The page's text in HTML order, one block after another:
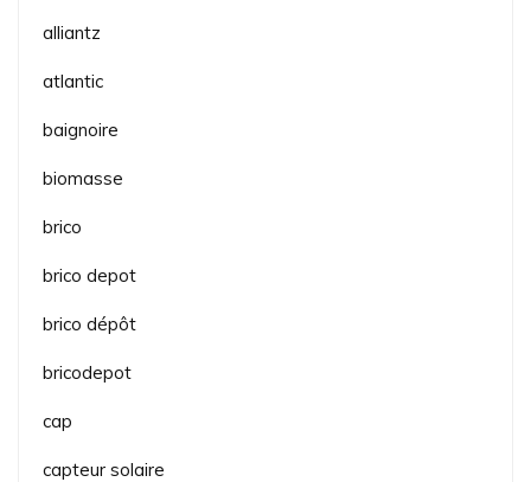
alliantz
atlantic
baignoire
biomasse
brico
brico depot
brico dépôt
bricodepot
cap
capteur solaire